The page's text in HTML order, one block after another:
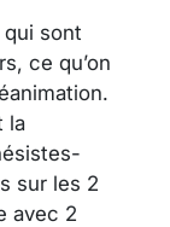
qui sont
ce qu’on
la
sur les 2
avec 2